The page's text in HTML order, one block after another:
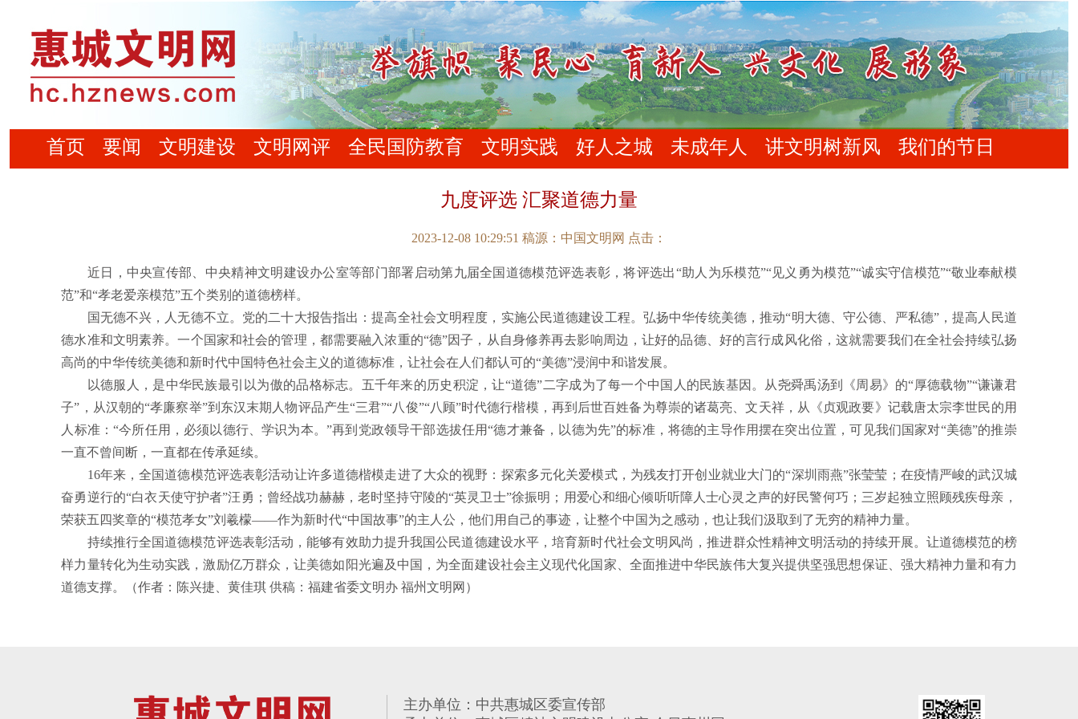
首页 要闻 文明建设 文明网评 全民国防教育 文明实践 好人之城 未成年人 讲文明树新风 我们的节日
九度评选 汇聚道德力量
2023-12-08 10:29:51 稿源：中国文明网 点击：
近日，中央宣传部、中央精神文明建设办公室等部门部署启动第九届全国道德模范评选表彰，将评选出“助人为乐模范”“见义勇为模范”“诚实守信模范”“敬业奉献模
范”和“孝老爱亲模范”五个类别的道德榜样。
国无德不兴，人无德不立。党的二十大报告指出：提高全社会文明程度，实施公民道德建设工程。弘扬中华传统美德，推动“明大德、守公德、严私德”，提高人民道
德水准和文明素养。一个国家和社会的管理，都需要融入浓重的“德”因子，从自身修养再去影响周边，让好的品德、好的言行成风化俗，这就需要我们在全社会持续弘扬
高尚的中华传统美德和新时代中国特色社会主义的道德标准，让社会在人们都认可的“美德”浸润中和谐发展。
以德服人，是中华民族最引以为傲的品格标志。五千年来的历史积淀，让“道德”二字成为了每一个中国人的民族基因。从尧舜禹汤到《周易》的“厚德载物”“谦谦君
子”，从汉朝的“孝廉察举”到东汉末期人物评品产生“三君”“八俊”“八顾”时代德行楷模，再到后世百姓备为尊崇的诸葛亮、文天祥，从《贞观政要》记载唐太宗李世民的用
人标准：“今所任用，必须以德行、学识为本。”再到党政领导干部选拔任用“德才兼备，以德为先”的标准，将德的主导作用摆在突出位置，可见我们国家对“美德”的推崇
一直不曾间断，一直都在传承延续。
16年来，全国道德模范评选表彰活动让许多道德楷模走进了大众的视野：探索多元化关爱模式，为残友打开创业就业大门的“深圳雨燕”张莹莹；在疫情严峻的武汉城
奋勇逆行的“白衣天使守护者”汪勇；曾经战功赫赫，老时坚持守陵的“英灵卫士”徐振明；用爱心和细心倾听听障人士心灵之声的好民警何巧；三岁起独立照顾残疾母亲，
荣获五四奖章的“模范孝女”刘羲檬——作为新时代“中国故事”的主人公，他们用自己的事迹，让整个中国为之感动，也让我们汲取到了无穷的精神力量。
持续推行全国道德模范评选表彰活动，能够有效助力提升我国公民道德建设水平，培育新时代社会文明风尚，推进群众性精神文明活动的持续开展。让道德模范的榜
样力量转化为生动实践，激励亿万群众，让美德如阳光遍及中国，为全面建设社会主义现代化国家、全面推进中华民族伟大复兴提供坚强思想保证、强大精神力量和有力
道德支撑。（作者：陈兴捷、黄佳琪 供稿：福建省委文明办 福州文明网）
主办单位：中共惠城区委宣传部